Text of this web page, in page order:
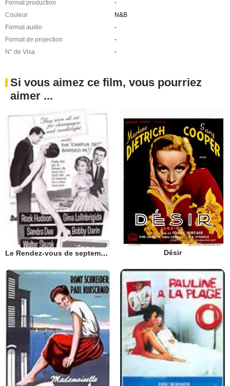
Format production
-
Couleur
N&B
Format audio
-
Format de projection
-
N° de Visa
-
Si vous aimez ce film, vous pourriez
aimer ...
Le Rendez-vous de septembre Désir